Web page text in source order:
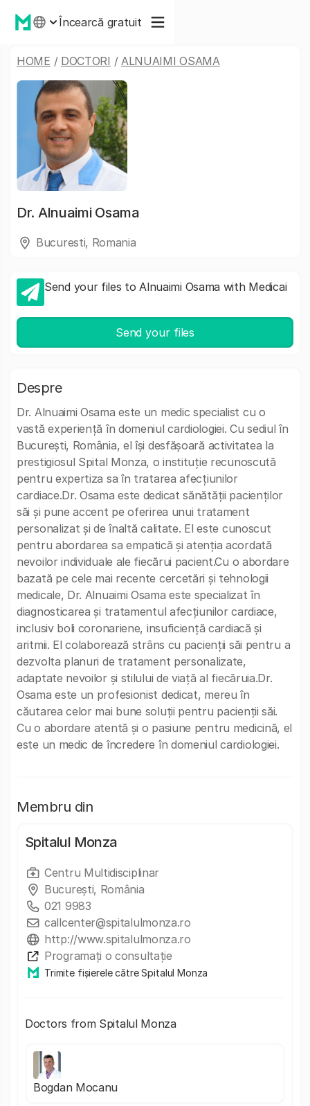
Încearcă gratuit
HOME / DOCTORI / ALNUAIMI OSAMA
Dr. Alnuaimi Osama
Bucuresti, Romania
Send your files to Alnuaimi Osama with Medicai
Send your files
Despre
Dr. Alnuaimi Osama este un medic specialist cu o
vastă experiență în domeniul cardiologiei. Cu sediul în
București, România, el își desfășoară activitatea la
prestigiosul Spital Monza, o instituție recunoscută
pentru expertiza sa în tratarea afecțiunilor
cardiace.Dr. Osama este dedicat sănătății pacienților
săi și pune accent pe oferirea unui tratament
personalizat și de înaltă calitate. El este cunoscut
pentru abordarea sa empatică și atenția acordată
nevoilor individuale ale fiecărui pacient.Cu o abordare
bazată pe cele mai recente cercetări și tehnologii
medicale, Dr. Alnuaimi Osama este specializat în
diagnosticarea și tratamentul afecțiunilor cardiace,
inclusiv boli coronariene, insuficiență cardiacă și
aritmii. El colaborează strâns cu pacienții săi pentru a
dezvolta planuri de tratament personalizate,
adaptate nevoilor și stilului de viață al fiecăruia.Dr.
Osama este un profesionist dedicat, mereu în
căutarea celor mai bune soluții pentru pacienții săi.
Cu o abordare atentă și o pasiune pentru medicină, el
este un medic de încredere în domeniul cardiologiei.
Membru din
Spitalul Monza
Centru Multidisciplinar
Bucureşti, România
021 9983
callcenter@spitalulmonza.ro
http://www.spitalulmonza.ro
Programați o consultație
Trimite fișierele către Spitalul Monza
Doctors from Spitalul Monza
Bogdan Mocanu